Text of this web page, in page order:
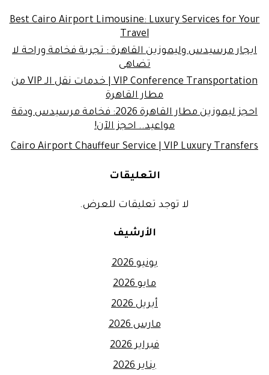
Best Cairo Airport Limousine: Luxury Services for Your
Travel
ايجار مرسيدس وليموزين القاهرة : تجربة فخامة وراحة لا
تضاهى
VIP Conference Transportation | خدمات نقل الـ VIP من
مطار القاهرة
احجز ليموزين مطار القاهرة 2026: فخامة مرسيدس ودقة
مواعيد.. احجز الآن!
Cairo Airport Chauffeur Service | VIP Luxury Transfers
التعليقات
لا توجد تعليقات للعرض.
الأرشيف
يونيو 2026
مايو 2026
أبريل 2026
مارس 2026
فبراير 2026
يناير 2026